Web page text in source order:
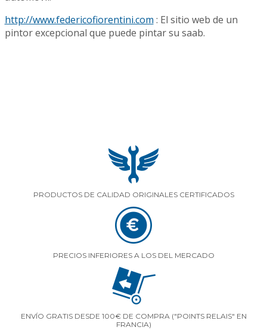
http://www.federicofiorentini.com : El sitio web de un
pintor excepcional que puede pintar su saab.
PRODUCTOS DE CALIDAD ORIGINALES CERTIFICADOS
PRECIOS INFERIORES A LOS DEL MERCADO
ENVÍO GRATIS DESDE 100€ DE COMPRA ("POINTS RELAIS" EN
FRANCIA)